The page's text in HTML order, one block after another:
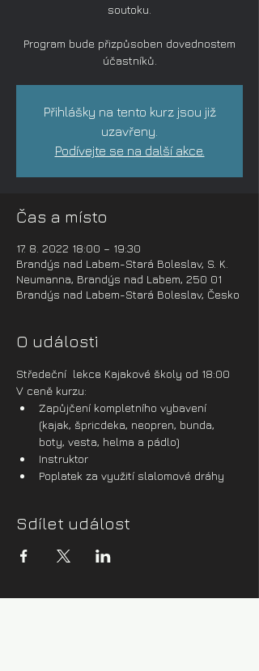
soutoku.
Program bude přizpůsoben dovednostem
účastníků.
Přihlášky na tento kurz jsou již
uzavřeny.
Podívejte se na další akce.
Čas a místo
17. 8. 2022 18:00 – 19:30
Brandýs nad Labem-Stará Boleslav, S. K.
Neumanna, Brandýs nad Labem, 250 01
Brandýs nad Labem-Stará Boleslav, Česko
O události
Středeční  lekce Kajakové školy od 18:00
V ceně kurzu:
Zapůjčení kompletního vybavení
(kajak, špricdeka, neopren, bunda,
boty, vesta, helma a pádlo)
Instruktor
Poplatek za využití slalomové dráhy
Sdílet událost